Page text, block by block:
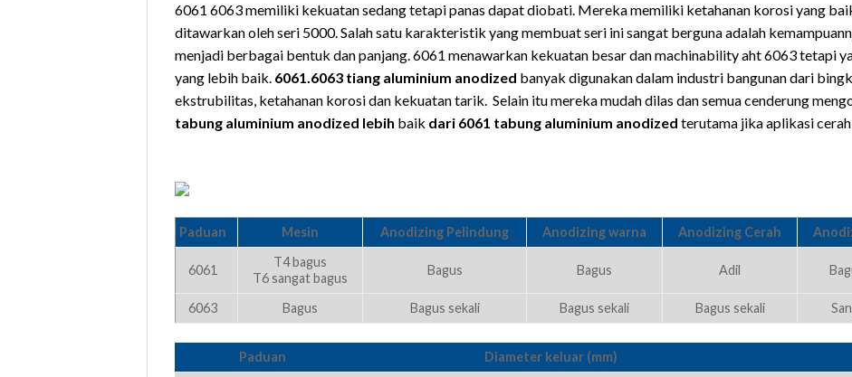
6061 6063 memiliki kekuatan sedang tetapi panas dapat diobati. Mereka memiliki ketahanan korosi yang
ditawarkan oleh seri 5000. Salah satu karakteristik yang membuat seri ini sangat berguna adalah
menjadi berbagai bentuk dan panjang. 6061 menawarkan kekuatan besar dan machinability aht 6063 tetapi
yang lebih baik. 6061.6063 tiang aluminium anodized banyak digunakan dalam industri bangunan dari
ekstrubilitas, ketahanan korosi dan kekuatan tarik. Selain itu mereka mudah dilas dan semua cenderung
tabung aluminium anodized lebih baik dari 6061 tabung aluminium anodized terutama jika aplikasi
Paduan Mesin Anodizing Pelindung Anodizing warna Anodizing Cerah
6061
T4 bagus
T6 sangat bagus
Bagus Bagus Adil
6063 Bagus Bagus sekali Bagus sekali Bagus sekali
Paduan Diameter keluar (mm)